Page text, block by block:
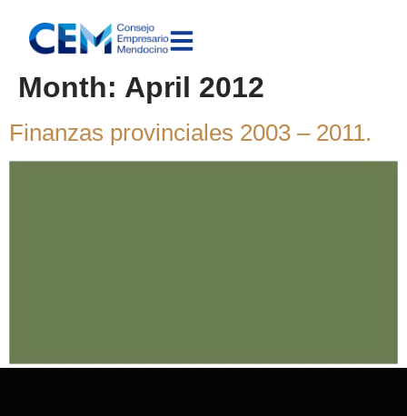
Month: April 2012
Finanzas provinciales 2003 – 2011.